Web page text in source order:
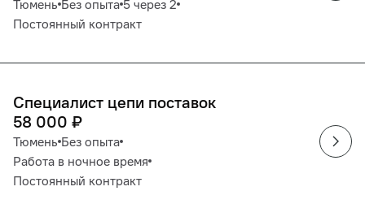
Тюмень Без опыта 5 через 2
Постоянный контракт
Специалист цепи поставок
58 000 ₽
Тюмень Без опыта
Работа в ночное время
Постоянный контракт